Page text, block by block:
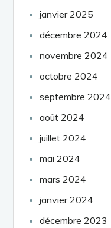
janvier 2025
décembre 2024
novembre 2024
octobre 2024
septembre 2024
août 2024
juillet 2024
mai 2024
mars 2024
janvier 2024
décembre 2023